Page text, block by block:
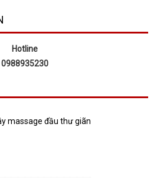
Hotline
0988935230
massage đầu thư giãn